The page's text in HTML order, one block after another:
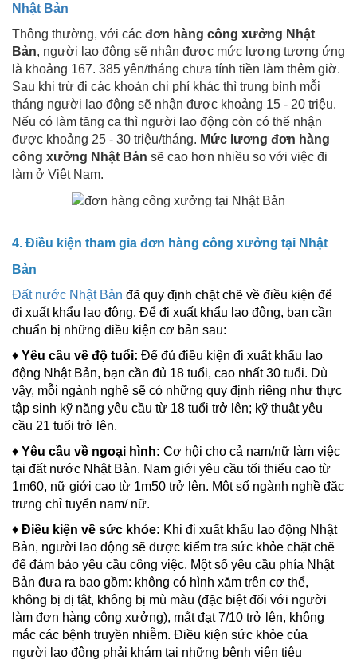
Nhật Bản
Thông thường, với các đơn hàng công xưởng Nhật
Bản, người lao động sẽ nhận được mức lương tương ứng
là khoảng 167. 385 yên/tháng chưa tính tiền làm thêm giờ.
Sau khi trừ đi các khoản chi phí khác thì trung bình mỗi
tháng người lao động sẽ nhận được khoảng 15 - 20 triệu.
Nếu có làm tăng ca thì người lao động còn có thể nhận
được khoảng 25 - 30 triệu/tháng. Mức lương đơn hàng
công xưởng Nhật Bản sẽ cao hơn nhiều so với việc đi
làm ở Việt Nam.
4. Điều kiện tham gia đơn hàng công xưởng tại Nhật
Bản
Đất nước Nhật Bản đã quy định chặt chẽ về điều kiện để
đi xuất khẩu lao động. Để đi xuất khẩu lao động, bạn cần
chuẩn bị những điều kiện cơ bản sau:
♦ Yêu cầu về độ tuổi: Để đủ điều kiện đi xuất khẩu lao
động Nhật Bản, bạn cần đủ 18 tuổi, cao nhất 30 tuổi. Dù
vậy, mỗi ngành nghề sẽ có những quy định riêng như thực
tập sinh kỹ năng yêu cầu từ 18 tuổi trở lên; kỹ thuật yêu
cầu 21 tuổi trở lên.
♦ Yêu cầu về ngoại hình: Cơ hội cho cả nam/nữ làm việc
tại đất nước Nhật Bản. Nam giới yêu cầu tối thiểu cao từ
1m60, nữ giới cao từ 1m50 trở lên. Một số ngành nghề đặc
trưng chỉ tuyển nam/ nữ.
♦ Điều kiện về sức khỏe: Khi đi xuất khẩu lao động Nhật
Bản, người lao động sẽ được kiểm tra sức khỏe chặt chẽ
để đảm bảo yêu cầu công việc. Một số yêu cầu phía Nhật
Bản đưa ra bao gồm: không có hình xăm trên cơ thể,
không bị dị tật, không bị mù màu (đặc biệt đối với người
làm đơn hàng công xưởng), mắt đạt 7/10 trở lên, không
mắc các bệnh truyền nhiễm. Điều kiện sức khỏe của
người lao động phải khám tại những bệnh viện tiêu